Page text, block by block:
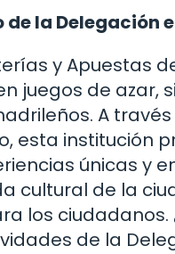
la Delegación
y Apuestas
juegos de azar,
A
esta institución
únicas y
cultural de la
los
de la